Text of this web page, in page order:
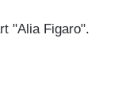
"Alia Figaro".